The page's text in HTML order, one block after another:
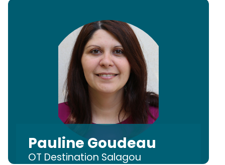
Pauline Goudeau
OT Destination Salagou